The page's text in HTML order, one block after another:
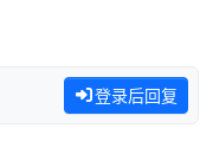
登录后回复